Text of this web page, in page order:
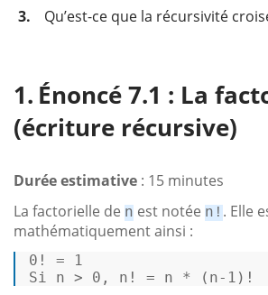
3. Qu’est-ce que la récursivité
Énoncé 7.1 : La
(écriture récursive)
Durée estimative : 15 minutes
La factorielle de n est notée n! . Elle
mathématiquement ainsi :
0! = 1
Si n > 0, n! = n * (n-1)!